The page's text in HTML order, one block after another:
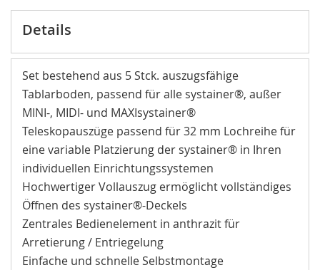
Details
Set bestehend aus 5 Stck. auszugsfähige
Tablarboden, passend für alle systainer®, außer
MINI-, MIDI- und MAXIsystainer®
Teleskopauszüge passend für 32 mm Lochreihe für
eine variable Platzierung der systainer® in Ihren
individuellen Einrichtungssystemen
Hochwertiger Vollauszug ermöglicht vollständiges
Öffnen des systainer®-Deckels
Zentrales Bedienelement in anthrazit für
Arretierung / Entriegelung
Einfache und schnelle Selbstmontage